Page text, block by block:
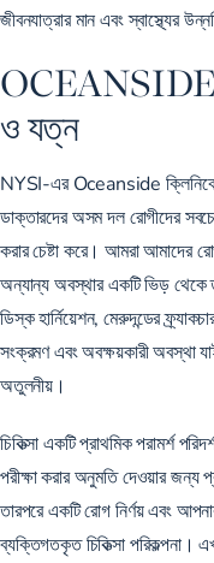
জীবনযাত্রার মান এবং স্বাস্থ্যের
OCEANSIDE,
ও যত্ন
NYSI-এর Oceanside ক্লিনিকে,
ডাক্তারদের অসম দল রোগীদের
করার চেষ্টা করে। আমরা আমাদের
অন্যান্য অবস্থার একটি ভিড় থেকে
ডিস্ক হার্নিয়েশন, মেরুদন্ডের
সংক্রমণ এবং অবক্ষয়কারী অবস্থা
অতুলনীয়।
চিকিত্সা একটি প্রাথমিক পরামর্শ
পরীক্ষা করার অনুমতি দেওয়ার জন্য
তারপরে একটি রোগ নির্ণয় এবং
ব্যক্তিগতকৃত চিকিত্সা